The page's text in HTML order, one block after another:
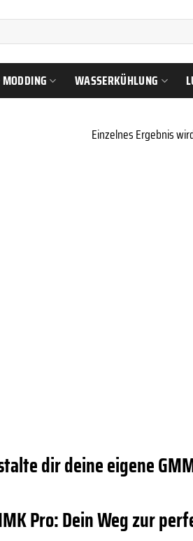
WASSERKÜHLUNG
Einzelnes Ergebnis
dir deine eigene
Pro: Dein Weg zur